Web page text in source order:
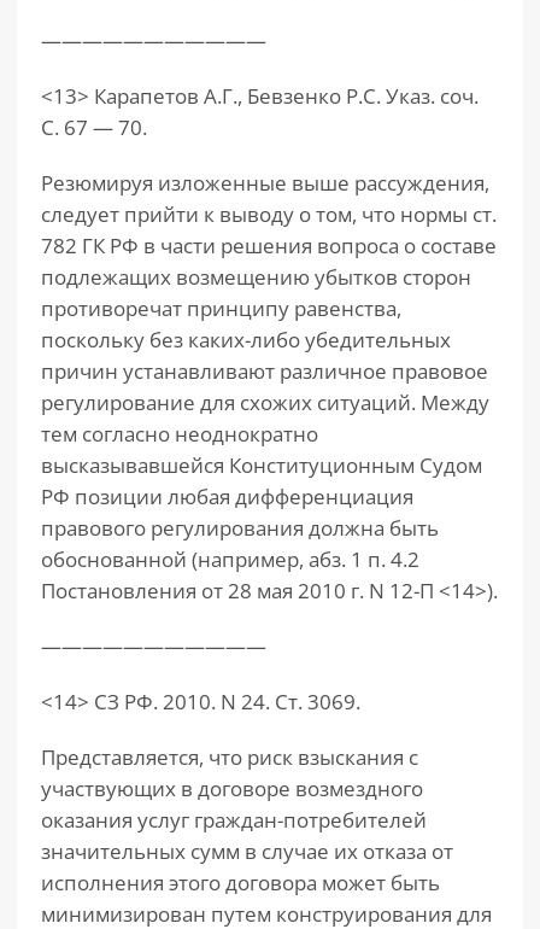
———————————
<13> Карапетов А.Г., Бевзенко Р.С. Указ. соч.
С. 67 — 70.
Резюмируя изложенные выше рассуждения,
следует прийти к выводу о том, что нормы ст.
782 ГК РФ в части решения вопроса о составе
подлежащих возмещению убытков сторон
противоречат принципу равенства,
поскольку без каких-либо убедительных
причин устанавливают различное правовое
регулирование для схожих ситуаций. Между
тем согласно неоднократно
высказывавшейся Конституционным Судом
РФ позиции любая дифференциация
правового регулирования должна быть
обоснованной (например, абз. 1 п. 4.2
Постановления от 28 мая 2010 г. N 12-П <14>).
———————————
<14> СЗ РФ. 2010. N 24. Ст. 3069.
Представляется, что риск взыскания с
участвующих в договоре возмездного
оказания услуг граждан-потребителей
значительных сумм в случае их отказа от
исполнения этого договора может быть
минимизирован путем конструирования для